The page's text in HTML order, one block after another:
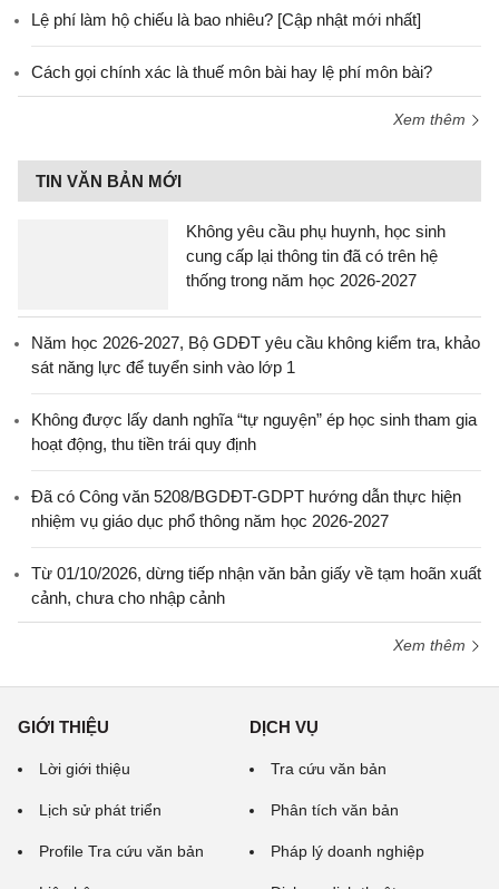
Lệ phí làm hộ chiếu là bao nhiêu? [Cập nhật mới nhất]
Cách gọi chính xác là thuế môn bài hay lệ phí môn bài?
Xem thêm
TIN VĂN BẢN MỚI
Không yêu cầu phụ huynh, học sinh
cung cấp lại thông tin đã có trên hệ
thống trong năm học 2026-2027
Năm học 2026-2027, Bộ GDĐT yêu cầu không kiểm tra, khảo
sát năng lực để tuyển sinh vào lớp 1
Không được lấy danh nghĩa “tự nguyện” ép học sinh tham gia
hoạt động, thu tiền trái quy định
Đã có Công văn 5208/BGDĐT-GDPT hướng dẫn thực hiện
nhiệm vụ giáo dục phổ thông năm học 2026-2027
Từ 01/10/2026, dừng tiếp nhận văn bản giấy về tạm hoãn xuất
cảnh, chưa cho nhập cảnh
Xem thêm
GIỚI THIỆU
Lời giới thiệu
Lịch sử phát triển
Profile Tra cứu văn bản
DỊCH VỤ
Tra cứu văn bản
Phân tích văn bản
Pháp lý doanh nghiệp